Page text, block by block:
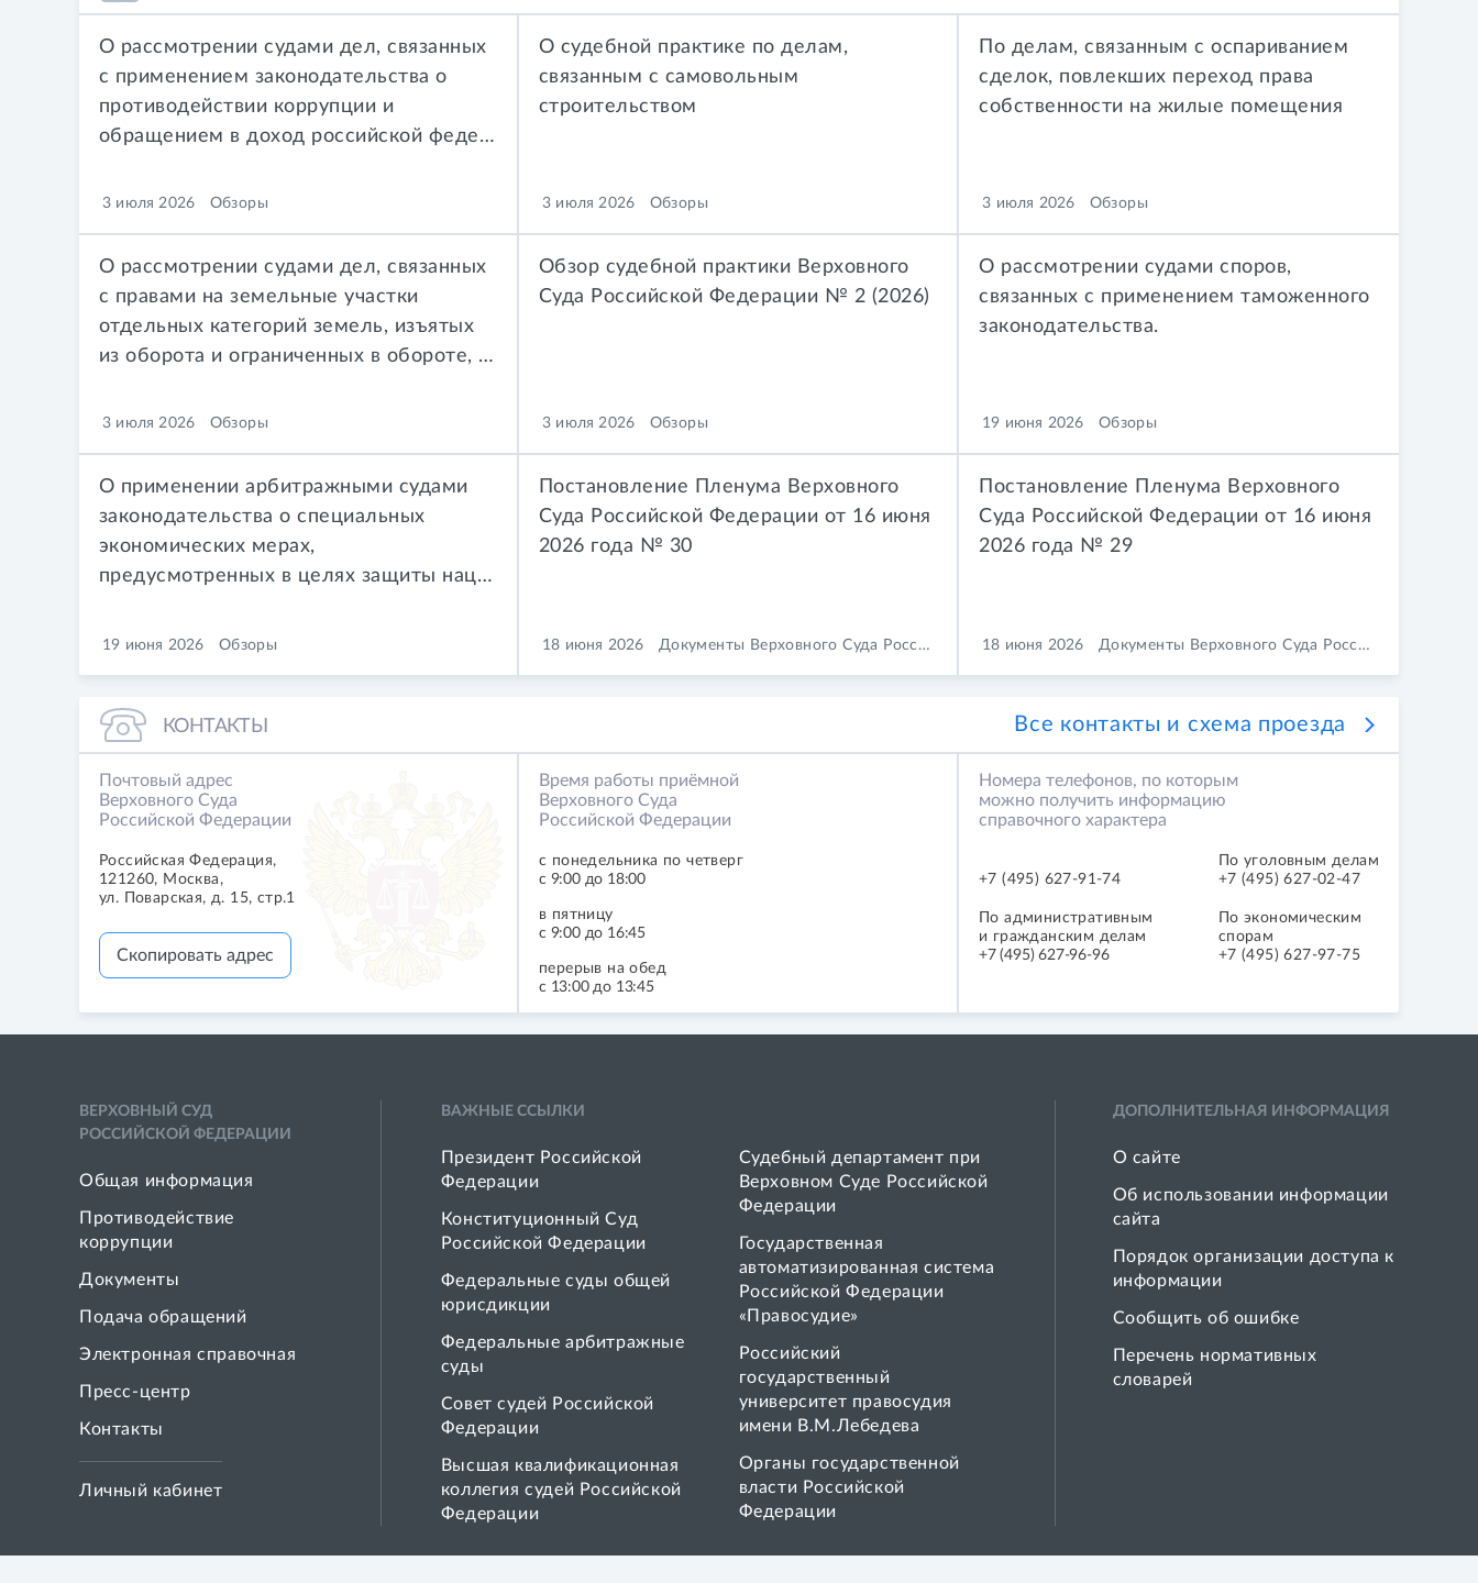
О рассмотрении судами дел, связанных
с применением законодательства о
противодействии коррупции и
обращением в доход российской федерации имущества, приобретенного в результате нарушения
3 июля 2026 Обзоры
О судебной практике по делам,
связанным с самовольным
строительством
3 июля 2026 Обзоры
По делам, связанным с оспариванием
сделок, повлекших переход права
собственности на жилые помещения
3 июля 2026 Обзоры
О рассмотрении судами дел, связанных
с правами на земельные участки
отдельных категорий земель, изъятых
из оборота и ограниченных в обороте, и с использованием таких участков
3 июля 2026 Обзоры
Обзор судебной практики Верховного
Суда Российской Федерации № 2 (2026)
3 июля 2026 Обзоры
О рассмотрении судами споров,
связанных с применением таможенного
законодательства.
19 июня 2026 Обзоры
О применении арбитражными судами
законодательства о специальных
экономических мерах,
предусмотренных в целях защиты национальных интересов Российской Федерации.
19 июня 2026 Обзоры
Постановление Пленума Верховного
Суда Российской Федерации от 16 июня
2026 года № 30
18 июня 2026 Документы Верховного Суда Российской Федерации
Постановление Пленума Верховного
Суда Российской Федерации от 16 июня
2026 года № 29
18 июня 2026 Документы Верховного Суда Российской Федерации
КОНТАКТЫ Все контакты и схема проезда
Почтовый адрес
Верховного Суда
Российской Федерации
Российская Федерация,
121260, Москва,
ул. Поварская, д. 15, стр.1
Скопировать адрес
Время работы приёмной
Верховного Суда
Российской Федерации
с понедельника по четверг
с 9:00 до 18:00
в пятницу
с 9:00 до 16:45
перерыв на обед
с 13:00 до 13:45
Номера телефонов, по которым
можно получить информацию
справочного характера
+7 (495) 627-91-74
По ад­ми­ни­стра­тив­ным
и гражданским делам
+7 (495) 627-96-96
По уголовным делам
+7 (495) 627-02-47
По экономическим
спорам
+7 (495) 627-97-75
ВЕРХОВНЫЙ СУД
РОССИЙСКОЙ ФЕДЕРАЦИИ
Общая информация
Противодействие
коррупции
Документы
Подача обращений
Электронная справочная
Пресс-центр
Контакты
Личный кабинет
ВАЖНЫЕ ССЫЛКИ
Президент Российской
Федерации
Конституционный Суд
Российской Федерации
Федеральные суды общей
юрисдикции
Федеральные арбитражные
суды
Совет cудей Российской
Федерации
Высшая квалификационная
коллегия судей Российской
Федерации
Судебный департамент при
Верховном Суде Российской
Федерации
Государственная
автоматизированная система
Российской Федерации
«Правосудие»
Pоссийский
государственный
университет правосудия
имени В.М.Лебедева
Органы государственной
власти Российской
Федерации
ДОПОЛНИТЕЛЬНАЯ ИНФОРМАЦИЯ
О сайте
Об использовании информации
сайта
Порядок организации доступа к
информации
Сообщить об ошибке
Перечень нормативных
словарей